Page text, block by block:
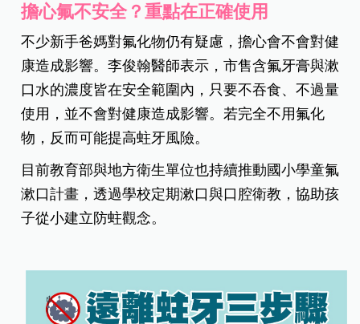
擔心氟不安全？重點在正確使用
不少新手爸媽對氟化物仍有疑慮，擔心會不會對健
康造成影響。李俊翰醫師表示 ，市售含氟牙膏與漱
口水的濃度皆在安全範圍內，只要不吞食、不過量
使用，並不會對健康造成影響。若完全不用氟化
物，反而可能提高蛀牙風險。
目前教育部與地方衛生單位也持續推動國小學童氟
漱口計畫，透過學校定期漱口與口腔衛教，協助孩
子從小建立防蛀觀念。